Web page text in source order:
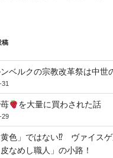
稿
ベルクの宗教改革祭は中世
を大量に買わされた話
29
黄色」ではない⁉ ヴァイス
なめし職人」の小路！